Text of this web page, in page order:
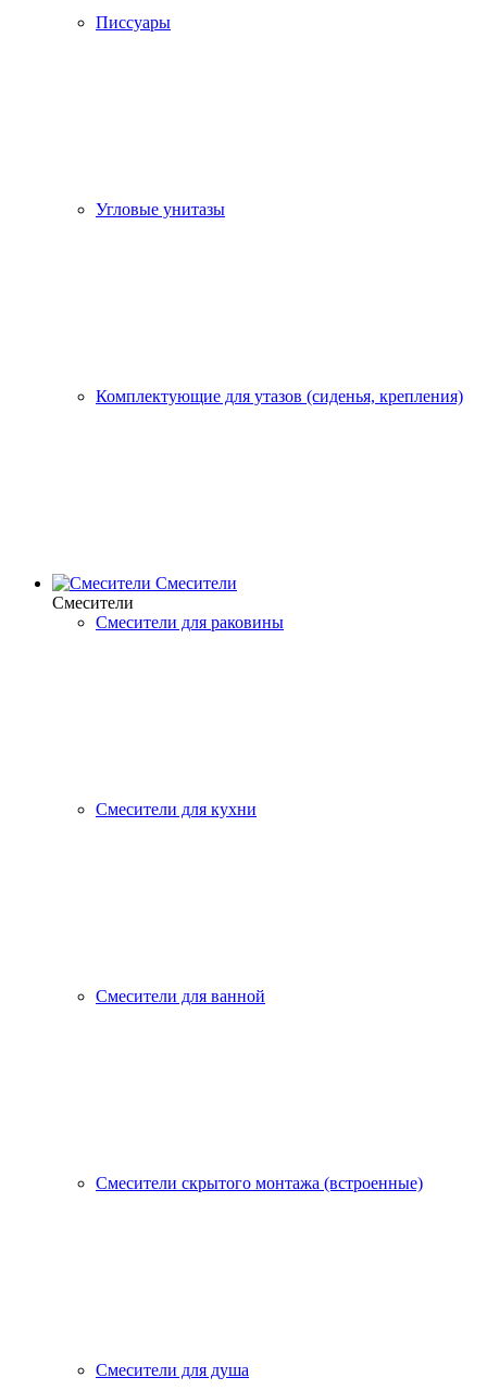
Писсуары
Угловые унитазы
Комплектующие для утазов (сиденья, крепления)
Смесители
Смесители
Смесители для раковины
Смесители для кухни
Смесители для ванной
Смесители скрытого монтажа (встроенные)
Смесители для душа